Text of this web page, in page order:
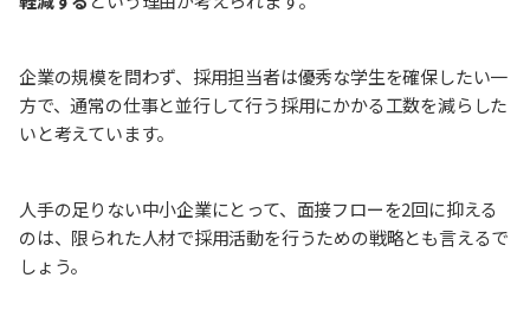
企業の規模を問わず、採用担当者は優秀な学生を確保したい一
方で、通常の仕事と並行して行う採用にかかる工数を減らした
いと考えています。
人手の足りない中小企業にとって、面接フローを2回に抑える
のは、限られた人材で採用活動を行うための戦略とも言えるで
しょう。